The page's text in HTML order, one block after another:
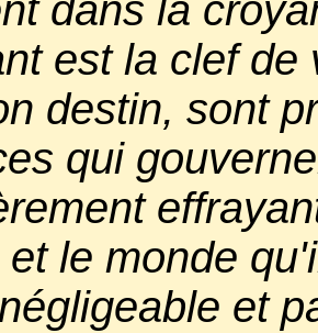
dans la
est la clef
destin, sont
qui
le monde
et